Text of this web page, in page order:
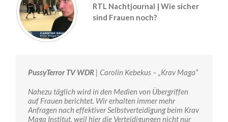
RTL Nachtjournal | Wie sicher
sind Frauen noch?
PussyTerror TV WDR | Carolin Kebekus – „Krav Maga“
Nahezu täglich wird in den Medien von Übergriffen
auf Frauen berichtet. Wir erhalten immer mehr
Anfragen nach effektiver Selbstverteidigung beim Krav
Maga Institut, weil hier die Verteidigungen nicht nur